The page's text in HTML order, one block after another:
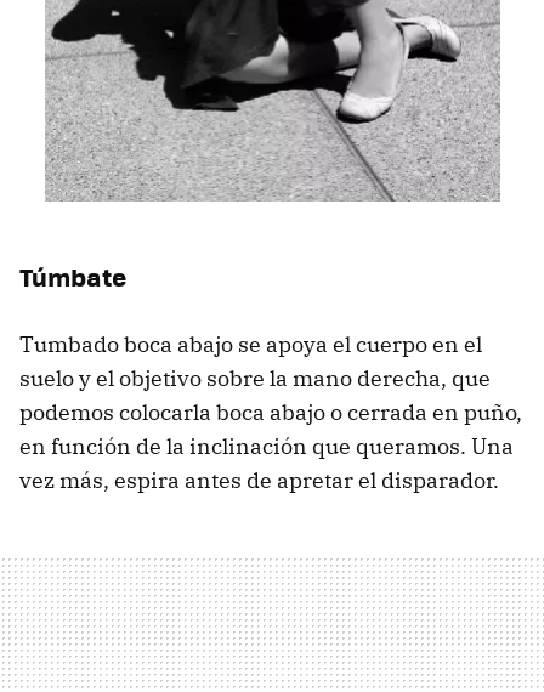
Túmbate
Tumbado boca abajo se apoya el cuerpo en el
suelo y el objetivo sobre la mano derecha, que
podemos colocarla boca abajo o cerrada en puño,
en función de la inclinación que queramos. Una
vez más, espira antes de apretar el disparador.